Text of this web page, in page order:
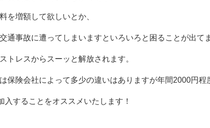
を増額して欲しいとか、
通事故に遭ってしまいますといろいろと困ることが出て
トレスからスーッと解放されます。
保険会社によって多少の違いはありますが年間2000円程
することをオススメいたします！